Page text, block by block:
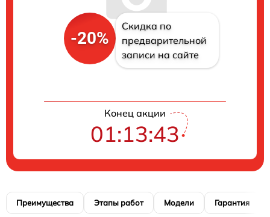
-20%
Скидка по
предварительной
записи на сайте
Конец акции
01:13:42
Преимущества Этапы работ Модели Гарантия